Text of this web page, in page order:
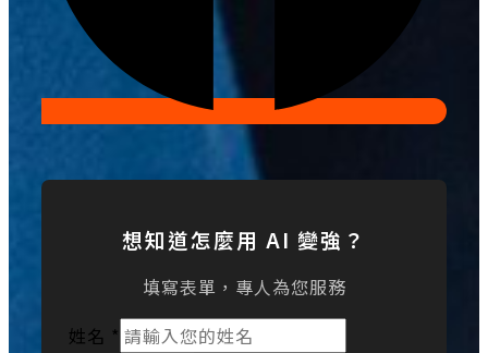
想知道怎麼用 AI 變強？
填寫表單，專人為您服務
姓名 *